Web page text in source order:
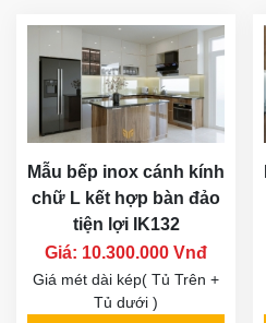
Mẫu bếp inox cánh kính
chữ L kết hợp bàn đảo
tiện lợi IK132
Giá: 10.300.000 Vnđ
Giá mét dài kép( Tủ Trên +
Tủ dưới )